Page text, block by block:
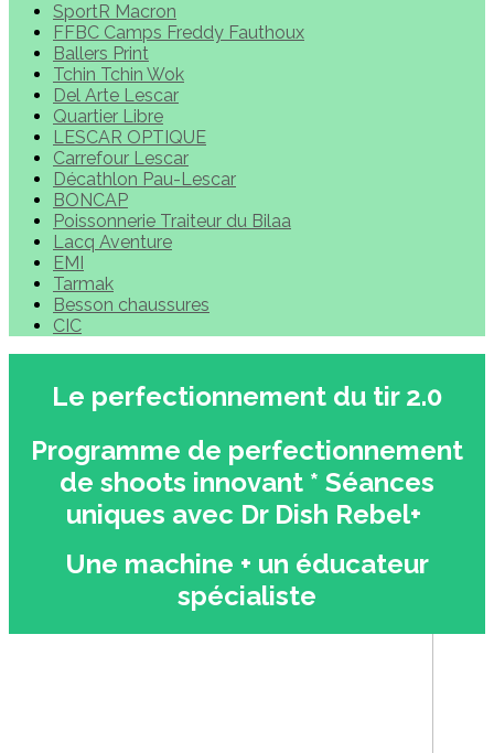
SportR Macron
FFBC Camps Freddy Fauthoux
Ballers Print
Tchin Tchin Wok
Del Arte Lescar
Quartier Libre
LESCAR OPTIQUE
Carrefour Lescar
Décathlon Pau-Lescar
BONCAP
Poissonnerie Traiteur du Bilaa
Lacq Aventure
EMI
Tarmak
Besson chaussures
CIC
Le perfectionnement du tir 2.0
Programme de perfectionnement
de shoots innovant * Séances
uniques avec Dr Dish Rebel+
Une machine + un éducateur
spécialiste